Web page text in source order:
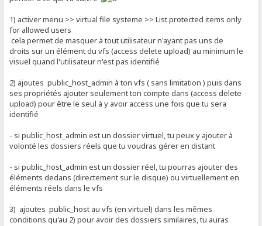
1) activer menu >> virtual file systeme >> List protected items only
for allowed users
cela permet de masquer à tout utilisateur n'ayant pas uns de
droits sur un élément du vfs (access delete upload) au minimum le
visuel quand l'utilisateur n'est pas identifié
2) ajoutes public_host_admin à ton vfs ( sans limitation ) puis dans
ses propriétés ajouter seulement ton compte dans (access delete
upload) pour être le seul à y avoir access une fois que tu sera
identifié
- si public_host_admin est un dossier virtuel, tu peux y ajouter à
volonté les dossiers réels que tu voudras gérer en distant
- si public_host_admin est un dossier réel, tu pourras ajouter des
éléments dedans (directement sur le disque) ou virtuellement en
éléments réels dans le vfs
3) ajoutes public_host au vfs (en virtuel) dans les mêmes
conditions qu'au 2) pour avoir des dossiers similaires, tu auras